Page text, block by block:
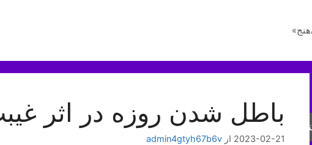
باطل شدن روزه در اثر
2023-02-21 از admin4gtyh67b6v